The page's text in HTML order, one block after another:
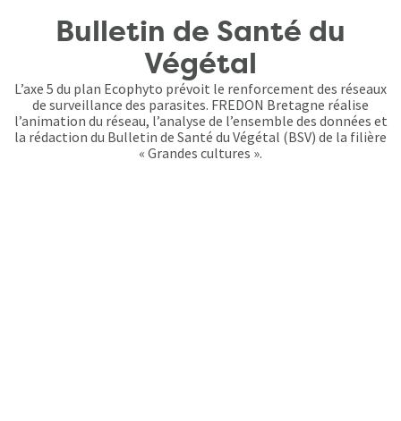
Bulletin de Santé du
Végétal
L’axe 5 du plan Ecophyto prévoit le renforcement des réseaux
de surveillance des parasites. FREDON Bretagne réalise
l’animation du réseau, l’analyse de l’ensemble des données et
la rédaction du Bulletin de Santé du Végétal (BSV) de la filière
« Grandes cultures ».